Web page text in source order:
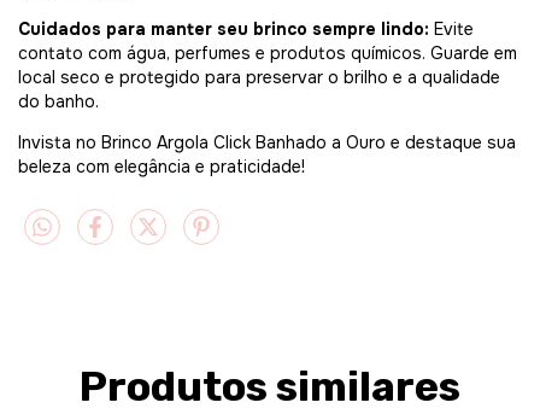
Cuidados para manter seu brinco sempre lindo: Evite
contato com água, perfumes e produtos químicos. Guarde em
local seco e protegido para preservar o brilho e a qualidade
do banho.
Invista no Brinco Argola Click Banhado a Ouro e destaque sua
beleza com elegância e praticidade!
Produtos similares